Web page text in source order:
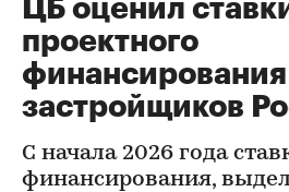
ЦБ оценил
проектного
финансирования
застройщиков
С начала 2026 года
финансирования,